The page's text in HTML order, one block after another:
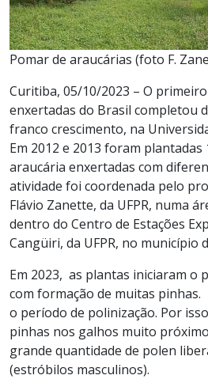
Pomar de araucárias (foto F.
Curitiba, 05/10/2023 – O
enxertadas do Brasil completou
franco crescimento, na
Em 2012 e 2013 foram plantadas
araucária enxertadas com
atividade foi coordenada pelo
Flávio Zanette, da UFPR, numa
dentro do Centro de Estações
Cangüiri, da UFPR, no município
Em 2023, as plantas iniciaram o
com formação de muitas
o período de polinização. Por
pinhas nos galhos muito
grande quantidade de polen
(estróbilos masculinos).